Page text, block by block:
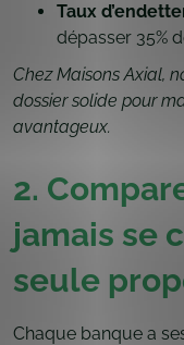
Taux
dépasser 35%
Chez Maisons Axial,
dossier solide pour
avantageux.
2.
jamais se
seule
Chaque banque a